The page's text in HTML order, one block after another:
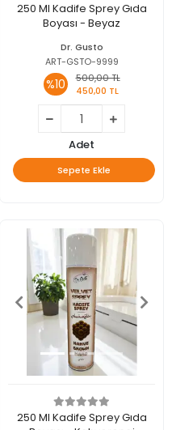
250 Ml Kadife Sprey Gıda
Boyası - Beyaz
Dr. Gusto
ART-GSTO-9999
%10
500,00 TL
450,00 TL
Adet
Sepete Ekle
250 Ml Kadife Sprey Gıda